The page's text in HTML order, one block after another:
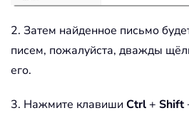
2. Затем найденное письмо
писем, пожалуйста, дважды
его.
3. Нажмите клавиши Ctrl+ Shift